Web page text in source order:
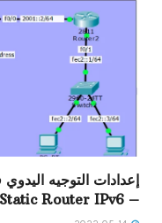
– Static Router IPv6